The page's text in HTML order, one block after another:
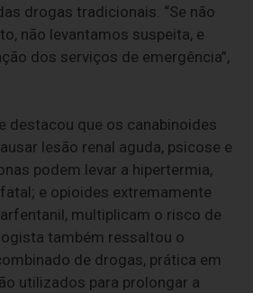
drogas tradicionais. “Se não
não levantamos suspeita, e
dos serviços de emergência”,
destacou que os canabinoides
lesão renal aguda, psicose e
podem levar a hipertermia,
e opioides extremamente
multiplicam o risco de
também ressaltou o
de drogas, prática em
utilizados para prolongar a